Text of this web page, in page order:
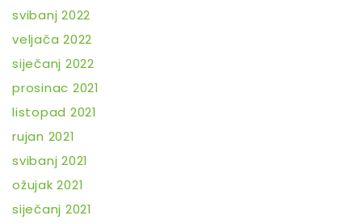
svibanj 2022
veljača 2022
siječanj 2022
prosinac 2021
listopad 2021
rujan 2021
svibanj 2021
ožujak 2021
siječanj 2021